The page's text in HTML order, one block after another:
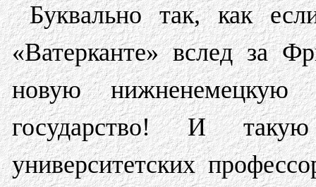
Буквально так, как
«Ватерканте» вслед за
новую нижненемецкую
государство! И
университетских